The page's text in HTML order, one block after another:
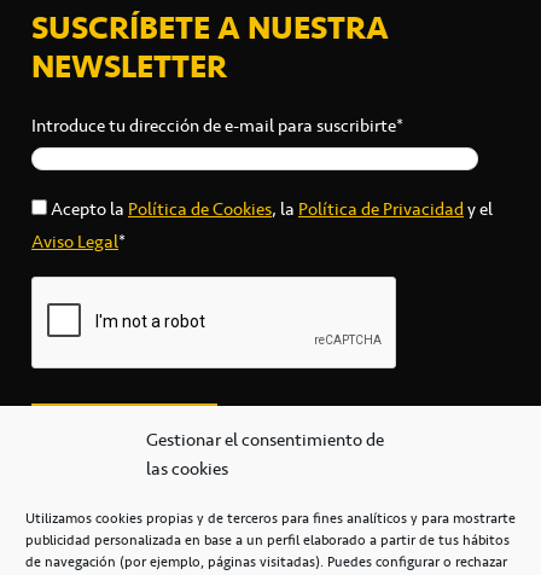
Gestionar el consentimiento de
las cookies
Utilizamos cookies propias y de terceros para fines analíticos y para mostrarte
publicidad personalizada en base a un perfil elaborado a partir de tus hábitos
de navegación (por ejemplo, páginas visitadas). Puedes configurar o rechazar
SUSCRÍBETE A NUESTRA
NEWSLETTER
Introduce tu dirección de e-mail para suscribirte*
Acepto laPolítica de Cookies, laPolítica de Privacidady el
Aviso Legal*
secretaria@cbcanarias.es